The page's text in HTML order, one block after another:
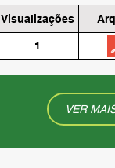
Visualizações
1
VER